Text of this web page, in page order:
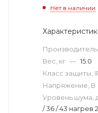
Нет в наличии
Производитель
Вес, кг — 15.0
Класс защиты,
Напряжение, В
Уровень шума,
/ 36 / 43 нагрев